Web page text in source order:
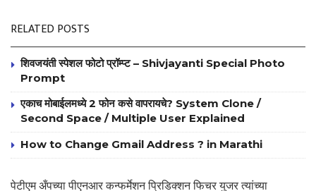
RELATED POSTS
शिवजयंती स्पेशल फोटो प्रॉम्प्ट – Shivjayanti Special Photo
Prompt
एकाच मोबाईलमध्ये 2 फोन कसे वापरायचे? System Clone /
Second Space / Multiple User Explained
How to Change Gmail Address ? in Marathi
पेटीएम अँपच्या पीएनआर कन्फर्मेशन प्रिडिक्शन फिचर युजर त्यांच्या